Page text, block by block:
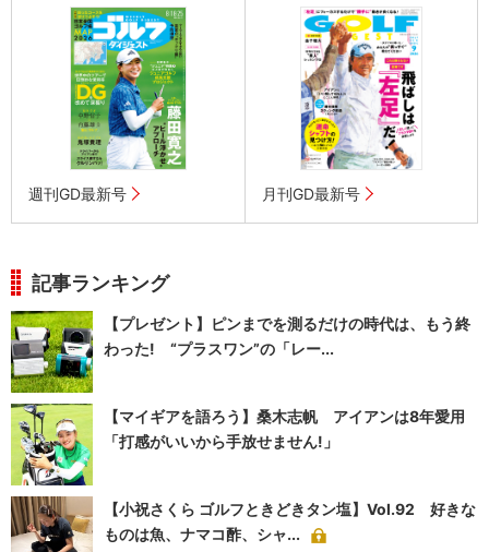
週刊GD最新号 月刊GD最新号
記事ランキング
【プレゼント】ピンまでを測るだけの時代は、もう終
わった! “プラスワン”の「レー...
【マイギアを語ろう】桑木志帆 アイアンは8年愛用
「打感がいいから手放せません!」
【小祝さくら ゴルフときどきタン塩】Vol.92 好きな
ものは魚、ナマコ酢、シャ...